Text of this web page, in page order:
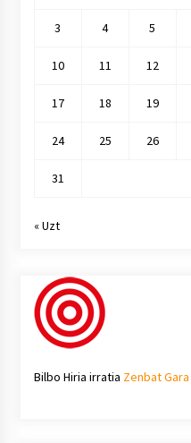
3 4 5
10 11 12
17 18 19
24 25 26
31
« Uzt
Bilbo Hiria irratia Zenbat Gara